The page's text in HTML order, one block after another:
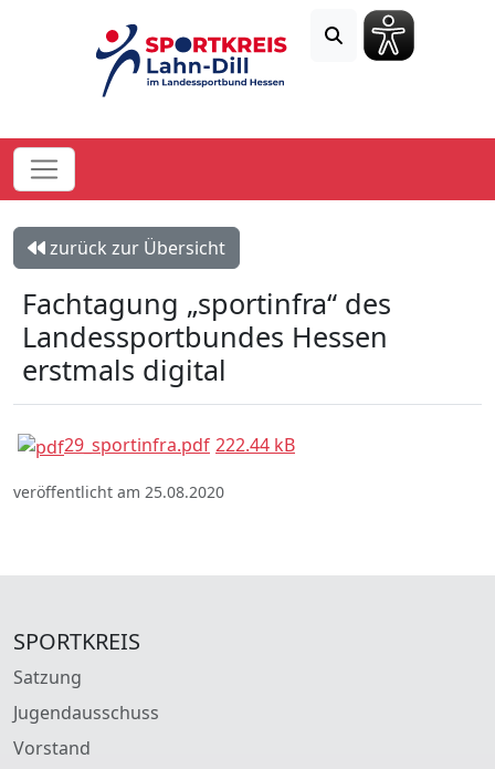
zurück zur Übersicht
Fachtagung „sportinfra“ des
Landessportbundes Hessen
erstmals digital
29_sportinfra.pdf 222.44 kB
veröffentlicht am 25.08.2020
SPORTKREIS
Satzung
Jugendausschuss
Vorstand